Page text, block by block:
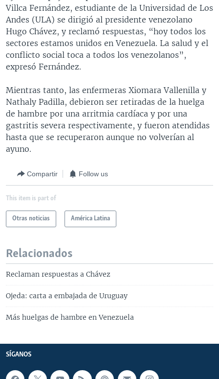
Villca Fernández, estudiante de la Universidad de Los
Andes (ULA) se dirigió al presidente venezolano
Hugo Chávez, y reclamó respuestas, “hoy todos los
sectores estamos unidos en Venezuela. La salud y el
conflicto social toca a todos los venezolanos”,
expresó Fernández.
Mientras tanto, las enfermeras Xiomara Vallenilla y
Nathaly Padilla, debieron ser retiradas de la huelga
de hambre por una arritmia cardíaca y por una
gastritis severa respectivamente, y fueron atendidas
hasta que se recuperaron aunque no volverían al
ayuno.
Compartir Follow us
This item is part of
Otras noticias América Latina
Relacionados
Reclaman respuestas a Chávez
Ojeda: carta a embajada de Uruguay
Más huelgas de hambre en Venezuela
SÍGANOS